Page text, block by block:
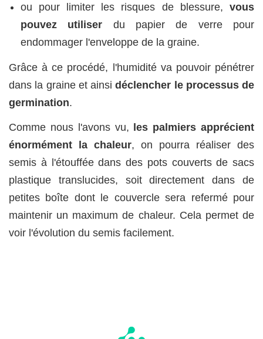
ou pour limiter les risques de blessure, vous
pouvez utiliser du papier de verre pour
endommager l'enveloppe de la graine.
Grâce à ce procédé, l'humidité va pouvoir pénétrer
dans la graine et ainsidéclencher le processus de
germination.
Comme nous l'avons vu,
les palmiers apprécient
énormément la chaleur, on pourra réaliser des
semis à l'étouffée dans des pots couverts de sacs
plastique translucides, soit directement dans de
petites boîte dont le couvercle sera refermé pour
maintenir un maximum de chaleur. Cela permet de
voir l'évolution du semis facilement.